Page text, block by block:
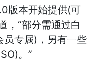
版本开始提供(可
，“部分需通过白
员专属)，另有一些
。”